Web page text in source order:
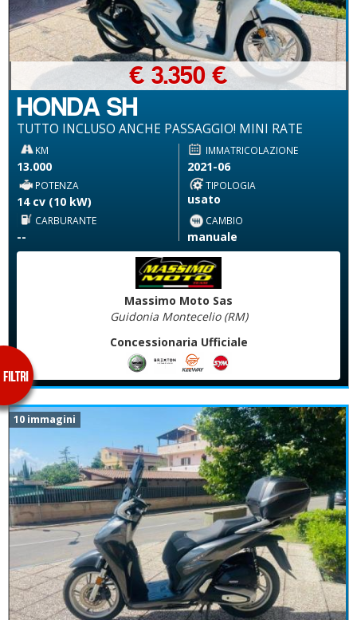
HONDA SH
TUTTO INCLUSO ANCHE PASSAGGIO! MINI RATE
€ 3.350 €
KM
13.000
IMMATRICOLAZIONE
2021-06
POTENZA
14 cv (10 kW)
TIPOLOGIA
usato
CARBURANTE
--
CAMBIO
manuale
Massimo Moto Sas
Guidonia Montecelio (RM)
Concessionaria Ufficiale
10 immagini